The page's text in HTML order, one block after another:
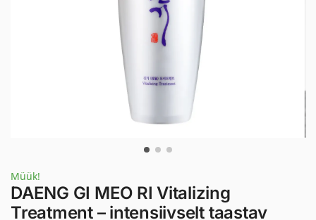
Müük!
DAENG GI MEO RI Vitalizing
Treatment – intensiivselt taastav